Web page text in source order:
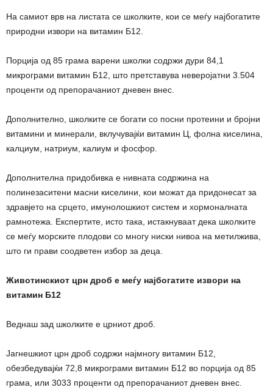
На самиот врв на листата се школките, кои се меѓу најбогатите
природни извори на витамин Б12.
Порција од 85 грама варени школки содржи дури 84,1
микрограми витамин Б12, што претставува неверојатни 3.504
проценти од препорачаниот дневен внес.
Дополнително, школките се богати со посни протеини и бројни
витамини и минерали, вклучувајќи витамин Ц, фолна киселина,
калциум, натриум, калиум и фосфор.
Дополнителна придобивка е нивната содржина на
полинезаситени масни киселини, кои можат да придонесат за
здравјето на срцето, имунолошкиот систем и хормоналната
рамнотежа. Експертите, исто така, истакнуваат дека школките
се меѓу морските плодови со многу ниски нивоа на метилжива,
што ги прави соодветен избор за деца.
Животинскиот црн дроб е меѓу најбогатите извори на
витамин Б12
Веднаш зад школките е црниот дроб.
Јагнешкиот црн дроб содржи најмногу витамин Б12,
обезбедувајќи 72,8 микрограми витамин Б12 во порција од 85
грама, или 3033 проценти од препорачаниот дневен внес.